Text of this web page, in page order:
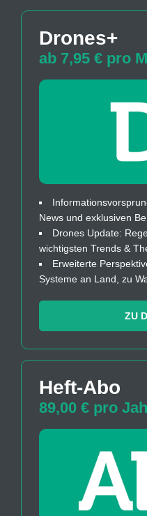
Drones+
ab 7,95 € pro
News und exklusiven
Drones Update:
wichtigsten Trends &
Erweiterte
Systeme an Land, zu
ZU
Heft-Abo
89,00 € pro